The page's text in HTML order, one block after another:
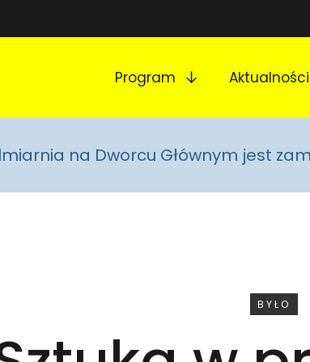
Program Aktualności
na Dworcu Głównym jest
BYŁO